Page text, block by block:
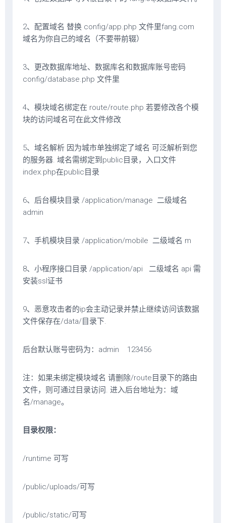
2、配置域名 替换 config/app.php 文件里fang.com
域名为你自己的域名（不要带前辍）
3、更改数据库地址、数据库名和数据库账号密码
config/database.php 文件里
4、模块域名绑定在 route/route.php 若要修改各个模
块的访问域名可在此文件修改
5、域名解析 因为城市单独绑定了域名 可泛解析到您
的服务器. 域名需绑定到public目录，入口文件
index.php在public目录
6、后台模块目录 /application/manage 二级域名
admin
7、手机模块目录 /application/mobile 二级域名 m
8、小程序接口目录 /application/api 二级域名 api 需
安装ssl证书
9、恶意攻击者的ip会主动记录并禁止继续访问该数据
文件保存在/data/目录下.
后台默认账号密码为：admin 123456
注：如果未绑定模块域名 请删除/route目录下的路由
文件，则可通过目录访问. 进入后台地址为：域
名/manage。
目录权限：
/runtime 可写
/public/uploads/可写
/public/static/可写